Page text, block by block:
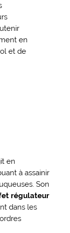
en
et de
en
à assainir
Son
régulateur
dans les